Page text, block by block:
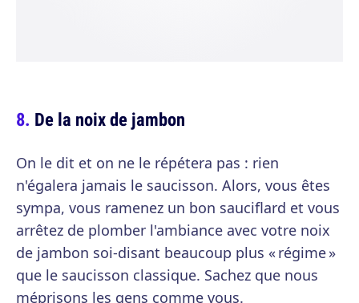
De la noix de jambon
On le dit et on ne le répétera pas : rien
n'égalera jamais le saucisson. Alors, vous êtes
sympa, vous ramenez un bon sauciflard et vous
arrêtez de plomber l'ambiance avec votre noix
de jambon soi-disant beaucoup plus « régime »
que le saucisson classique. Sachez que nous
méprisons les gens comme vous.